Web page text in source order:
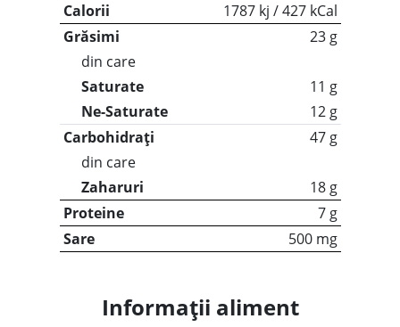
Calorii
1787 kj / 427 kCal
Grăsimi
23 g
din care
Saturate
11 g
Ne-Saturate
12 g
Carbohidrați
47 g
din care
Zaharuri
18 g
Proteine
7 g
Sare
500 mg
Informații aliment